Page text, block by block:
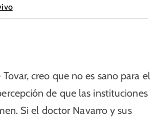
creo que no es sano para el
de que las instituciones
Si el doctor Navarro y sus